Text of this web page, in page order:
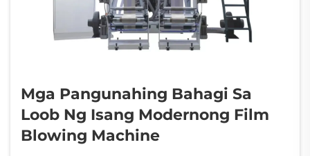
Mga Pangunahing Bahagi Sa
Loob Ng Isang Modernong Film
Blowing Machine